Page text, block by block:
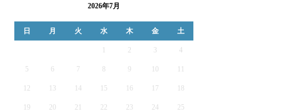
2026年7月
日 月 火 水 木 金 土
2 3 4
5 6 7 9
12 13 14 15 16 17
19 20 21 22 23 24 25